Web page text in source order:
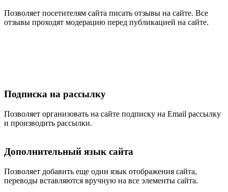
Позволяет посетителям сайта писать отзывы на сайте. Все
отзывы проходят модерацию перед публикацией на сайте.
Подписка на рассылку
Позволяет организовать на сайте подписку на Email рассылку
и производить рассылки.
Дополнительный язык сайта
Позволяет добавить еще один язык отображения сайта,
переводы вставляются вручную на все элементы сайта.